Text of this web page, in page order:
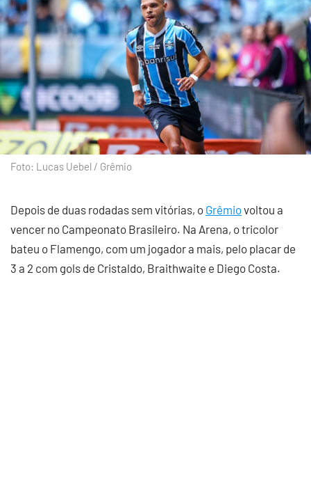
Foto: Lucas Uebel / Grêmio
Depois de duas rodadas sem vitórias, o Grêmiovoltou a
vencer no Campeonato Brasileiro. Na Arena, o tricolor
bateu o Flamengo, com um jogador a mais, pelo placar de
3 a 2 com gols de Cristaldo, Braithwaite e Diego Costa.